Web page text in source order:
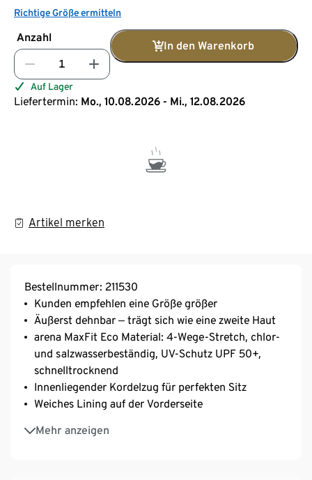
Richtige Größe ermitteln
Anzahl
In den Warenkorb
Auf Lager
Liefertermin: Mo., 10.08.2026 - Mi., 12.08.2026
Artikel merken
Bestellnummer: 211530
Kunden empfehlen eine Größe größer
Äußerst dehnbar ‒ trägt sich wie eine zweite Haut
arena MaxFit Eco Material: 4-Wege-Stretch, chlor-
und salzwasserbeständig, UV-Schutz UPF 50+,
schnelltrocknend
Innenliegender Kordelzug für perfekten Sitz
Weiches Lining auf der Vorderseite
Mehr anzeigen
Mit recyceltem Polyamid
Das Hauptmaterial dieses Produkts hat die OEKO-